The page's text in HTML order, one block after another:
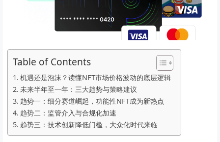
Table of Contents
机遇还是泡沫？读懂NFT市场价格波动的底层逻辑
未来半年至一年：三大趋势与策略建议
趋势一：细分赛道崛起，功能性NFT成为新热点
趋势二：监管介入与合规化加速
趋势三：技术创新降低门槛，大众化时代来临